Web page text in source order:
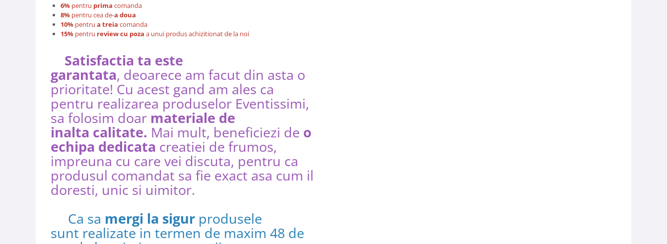
6% pentru prima comanda
8% pentru cea de-a doua
10% pentru a treia comanda
15% pentru review cu poza a unui produs achizitionat de la noi
Satisfactia ta este
garantata, deoarece am facut din asta o
prioritate! Cu acest gand am ales ca
pentru realizarea produselor Eventissimi,
sa folosim doar materiale de
inalta calitate. Mai mult, beneficiezi de o
echipa dedicata creatiei de frumos,
impreuna cu care vei discuta, pentru ca
produsul comandat sa fie exact asa cum il
doresti, unic si uimitor.​​​​​​
Ca sa mergi la sigur produsele
sunt realizate in termen de maxim 48 de